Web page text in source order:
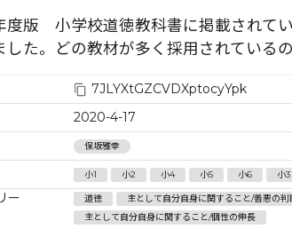
度版 小学校道徳教科書に掲載されて
した。どの教材が多く採用されている
7JLYXtGZCVDXptocyYpk
2020-4-17
保坂雅幸
小1 小2 小4 小5 小6 小3
ー 道徳
主として自分自身に関すること/善悪の判
主として自分自身に関すること/個性の伸長